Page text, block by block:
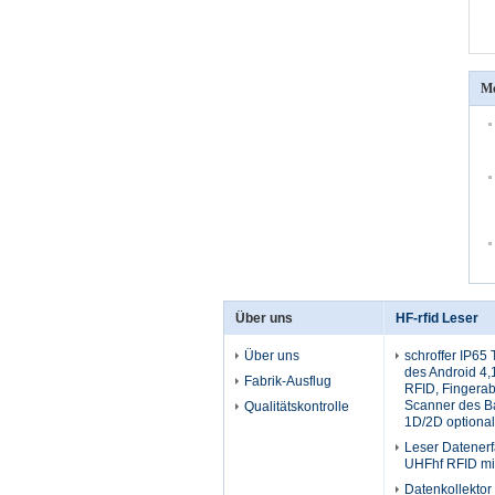
Über uns
Über uns
Fabrik-Ausflug
Qualitätskontrolle
HF-rfid Leser
schroffer IP65
des Android
RFID,
Scanner des
1D/2D optional
Leser
UHFhf RFID
Datenkollektor